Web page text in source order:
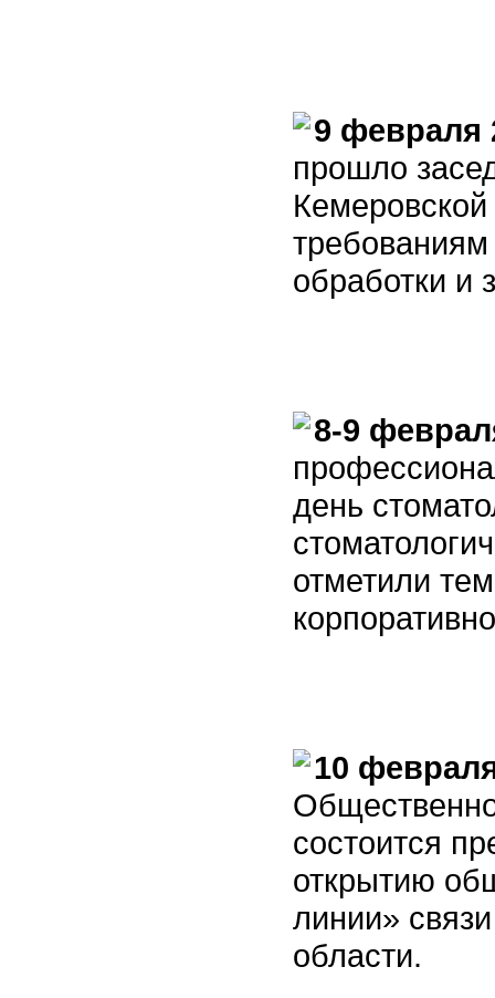
9 февраля
прошло
требованиям
обработки и
8-9
день
отметили
10
состоится
открытию
линии»
области.